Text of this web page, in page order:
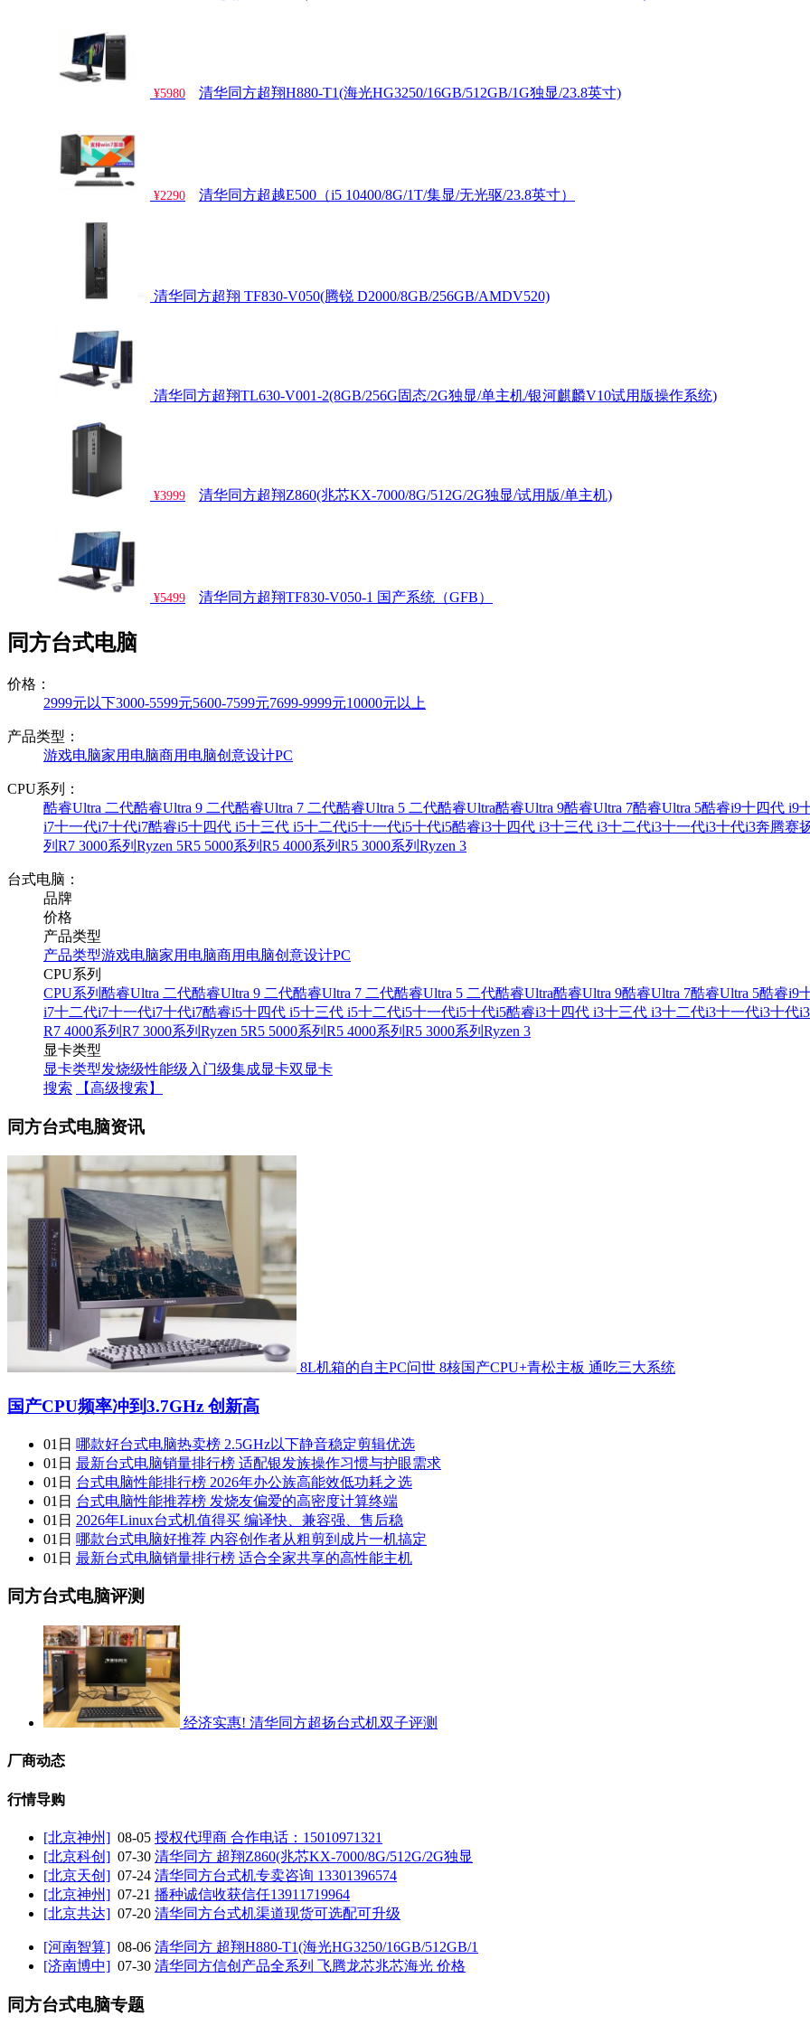
¥5980 清华同方超翔H880-T1(海光HG3250/16GB/512GB/1G独显/23.8英寸)
¥2290 清华同方超越E500（i5 10400/8G/1T/集显/无光驱/23.8英寸）
清华同方超翔 TF830-V050(腾锐 D2000/8GB/256GB/AMDV520)
清华同方超翔TL630-V001-2(8GB/256G固态/2G独显/单主机/银河麒麟V10试用版操作系统)
¥3999 清华同方超翔Z860(兆芯KX-7000/8G/512G/2G独显/试用版/单主机)
¥5499 清华同方超翔TF830-V050-1 国产系统（GFB）
同方台式电脑
价格：
2999元以下3000-5599元5600-7599元7699-9999元10000元以上
产品类型：
游戏电脑家用电脑商用电脑创意设计PC
CPU系列：
酷睿Ultra 二代酷睿Ultra 9 二代酷睿Ultra 7 二代酷睿Ultra 5 二代酷睿Ultra酷睿Ultra 9酷睿Ultra 7酷睿Ultra 5酷睿i9十四代 i9
i7十一代i7十代i7酷睿i5十四代 i5十三代 i5十二代i5十一代i5十代i5酷睿i3十四代 i3十三代 i3十二代i3十一代i3十代i3奔腾赛
列 R7 3000系列 Ryzen 5R5 5000系列 R5 4000系列 R5 3000系列 Ryzen 3
台式电脑：
品牌
价格
产品类型
产品类型游戏电脑家用电脑商用电脑创意设计PC
CPU系列
CPU系列 酷睿Ultra 二代酷睿Ultra 9 二代酷睿Ultra 7 二代酷睿Ultra 5 二代酷睿Ultra酷睿Ultra 9酷睿Ultra 7酷睿Ultra 5酷睿i9
i7十二代i7十一代i7十代i7酷睿i5十四代 i5十三代 i5十二代i5十一代i5十代i5酷睿i3十四代 i3十三代 i3十二代i3十一代i3十代i3
R7 4000系列 R7 3000系列 Ryzen 5R5 5000系列 R5 4000系列 R5 3000系列 Ryzen 3
显卡类型
显卡类型发烧级性能级 入门级集成显卡双显卡
搜索
【高级搜索】
同方台式电脑资讯
8L机箱的自主PC问世 8核国产CPU+青松主板 通吃三大系统
国产CPU频率冲到3.7GHz 创新高
01日 哪款好台式电脑热卖榜 2.5GHz以下静音稳定剪辑优选
01日 最新台式电脑销量排行榜 适配银发族操作习惯与护眼需求
01日 台式电脑性能排行榜 2026年办公族高能效低功耗之选
01日 台式电脑性能推荐榜 发烧友偏爱的高密度计算终端
01日 2026年Linux台式机值得买 编译快、兼容强、售后稳
01日 哪款台式电脑好推荐 内容创作者从粗剪到成片一机搞定
01日 最新台式电脑销量排行榜 适合全家共享的高性能主机
同方台式电脑评测
经济实惠! 清华同方超扬台式机双子评测
厂商动态
行情导购
[北京神州] 08-05 授权代理商 合作电话：15010971321
[北京科创] 07-30 清华同方 超翔Z860(兆芯KX-7000/8G/512G/2G独显
[北京天创] 07-24 清华同方台式机专卖咨询 13301396574
[北京神州] 07-21 播种诚信收获信任13911719964
[北京共达] 07-20 清华同方台式机渠道现货可选配可升级
[河南智算] 08-06 清华同方 超翔H880-T1(海光HG3250/16GB/512GB/1
[济南博中] 07-30 清华同方信创产品全系列 飞腾龙芯兆芯海光 价格
同方台式电脑专题